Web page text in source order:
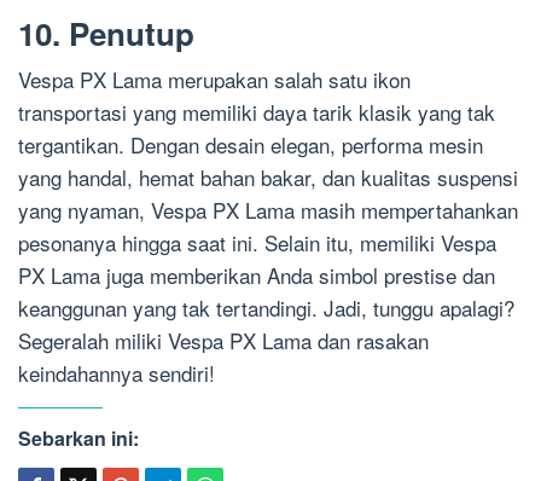
10. Penutup
Vespa PX Lama merupakan salah satu ikon
transportasi yang memiliki daya tarik klasik yang tak
tergantikan. Dengan desain elegan, performa mesin
yang handal, hemat bahan bakar, dan kualitas suspensi
yang nyaman, Vespa PX Lama masih mempertahankan
pesonanya hingga saat ini. Selain itu, memiliki Vespa
PX Lama juga memberikan Anda simbol prestise dan
keanggunan yang tak tertandingi. Jadi, tunggu apalagi?
Segeralah miliki Vespa PX Lama dan rasakan
keindahannya sendiri!
Sebarkan ini: